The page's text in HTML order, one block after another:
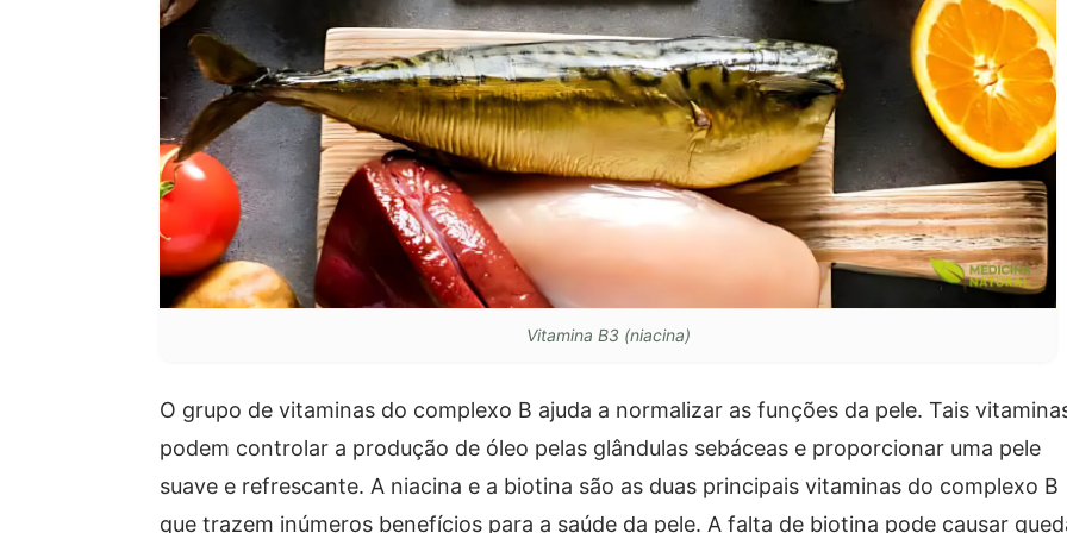
Vitamina B3 (niacina)
O grupo de vitaminas do complexo B ajuda a normalizar as funções da pele. Tais
podem controlar a produção de óleo pelas glândulas sebáceas e proporcionar uma pele
suave e refrescante. A niacina e a biotina são as duas principais vitaminas do complexo B
que trazem inúmeros benefícios para a saúde da pele. A falta de biotina pode causar